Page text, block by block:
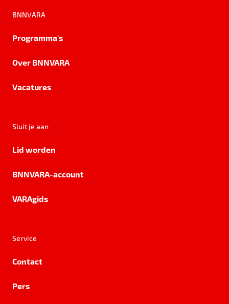
BNNVARA
Programma's
Over BNNVARA
Vacatures
Sluit je aan
Lid worden
BNNVARA-account
VARAgids
Service
Contact
Pers